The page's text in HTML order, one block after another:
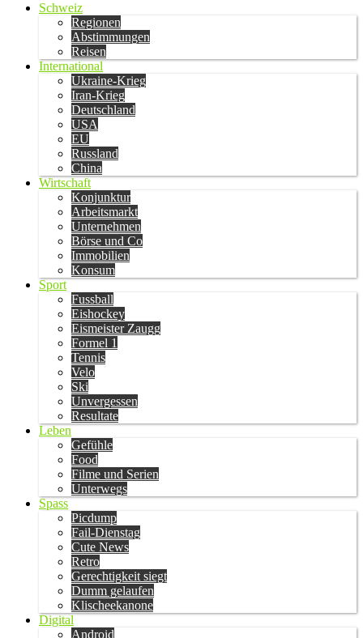
Schweiz
Regionen
Abstimmungen
Reisen
International
Ukraine-Krieg
Iran-Krieg
Deutschland
USA
EU
Russland
China
Wirtschaft
Konjunktur
Arbeitsmarkt
Unternehmen
Börse und Co
Immobilien
Konsum
Sport
Fussball
Eishockey
Eismeister Zaugg
Formel 1
Tennis
Velo
Ski
Unvergessen
Resultate
Leben
Gefühle
Food
Filme und Serien
Unterwegs
Spass
Picdump
Fail-Dienstag
Cute News
Retro
Gerechtigkeit siegt
Dumm gelaufen
Klischeekanone
Digital
Android